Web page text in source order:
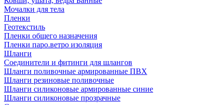
Мочалки для тела
Пленки
Геотекстиль
Пленки общего назначения
Пленки паро.ветро изоляция
Шланги
Соединители и фитинги для шлангов
Шланги поливочные армированные ПВХ
Шланги резиновые поливочные
Шланги силиконовые армированные синие
Шланги силиконовые прозрачные